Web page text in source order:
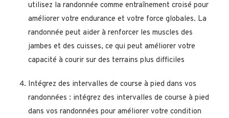
utilisez la randonnée comme entraînement croisé pour
améliorer votre endurance et votre force globales. La
randonnée peut aider à renforcer les muscles des
jambes et des cuisses, ce qui peut améliorer votre
capacité à courir sur des terrains plus difficiles
Intégrez des intervalles de course à pied dans vos
randonnées : intégrez des intervalles de course à pied
dans vos randonnées pour améliorer votre condition